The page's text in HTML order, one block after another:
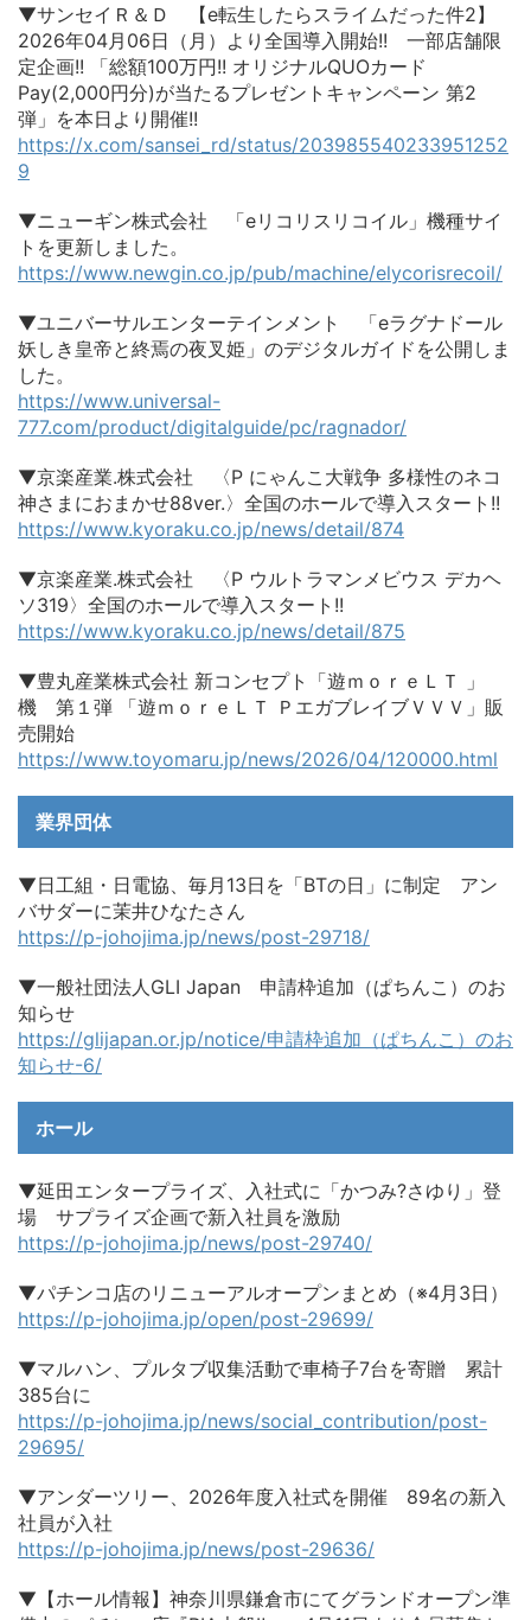
▼サンセイＲ＆Ｄ 【e転生したらスライムだった件2】
2026年04月06日（月）より全国導入開始!! 一部店舗限
定企画!! 「総額100万円!! オリジナルQUOカード
Pay(2,000円分)が当たるプレゼントキャンペーン 第2
弾」を本日より開催!!
https://x.com/sansei_rd/status/203985540233951252
9
▼ニューギン株式会社 「eリコリスリコイル」機種サイ
トを更新しました。
https://www.newgin.co.jp/pub/machine/elycorisrecoil/
▼ユニバーサルエンターテインメント 「eラグナドール
妖しき皇帝と終焉の夜叉姫」のデジタルガイドを公開しま
した。
https://www.universal-
777.com/product/digitalguide/pc/ragnador/
▼京楽産業.株式会社 〈P にゃんこ大戦争 多様性のネコ
神さまにおまかせ88ver.〉全国のホールで導入スタート!!
https://www.kyoraku.co.jp/news/detail/874
▼京楽産業.株式会社 〈P ウルトラマンメビウス デカヘ
ソ319〉全国のホールで導入スタート!!
https://www.kyoraku.co.jp/news/detail/875
▼豊丸産業株式会社 新コンセプト「遊ｍｏｒｅＬＴ 」
機 第１弾 「遊ｍｏｒｅＬＴ ＰエガブレイブＶＶＶ」販
売開始
https://www.toyomaru.jp/news/2026/04/120000.html
業界団体
▼日工組・日電協、毎月13日を「BTの日」に制定 アン
バサダーに茉井ひなたさん
https://p-johojima.jp/news/post-29718/
▼一般社団法人GLI Japan 申請枠追加（ぱちんこ）のお
知らせ
https://glijapan.or.jp/notice/申請枠追加（ぱちんこ）のお
知らせ-6/
ホール
▼延田エンタープライズ、入社式に「かつみ?さゆり」登
場 サプライズ企画で新入社員を激励
https://p-johojima.jp/news/post-29740/
▼パチンコ店のリニューアルオープンまとめ（※4月3日）
https://p-johojima.jp/open/post-29699/
▼マルハン、プルタブ収集活動で車椅子7台を寄贈 累計
385台に
https://p-johojima.jp/news/social_contribution/post-
29695/
▼アンダーツリー、2026年度入社式を開催 89名の新入
社員が入社
https://p-johojima.jp/news/post-29636/
▼【ホール情報】神奈川県鎌倉市にてグランドオープン準